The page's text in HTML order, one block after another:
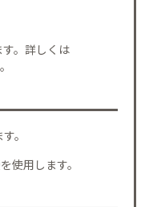
。詳しくは
。
使用します。